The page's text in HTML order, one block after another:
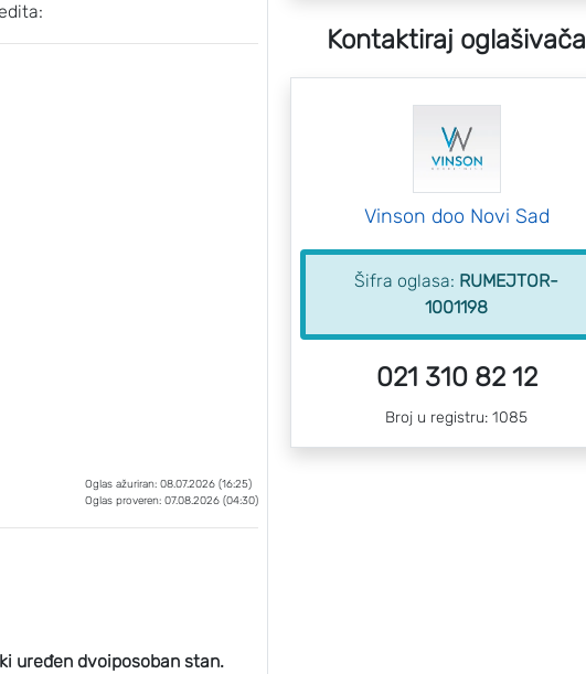
Oglas ažuriran: 08.07.2026 (16:25)
Oglas proveren: 07.08.2026 (04:30)
uređen dvoiposoban stan.
Kontaktiraj oglašivača
Vinson doo Novi Sad
Šifra oglasa: RUMEJTOR-
1001198
021 310 82 12
Broj u registru: 1085